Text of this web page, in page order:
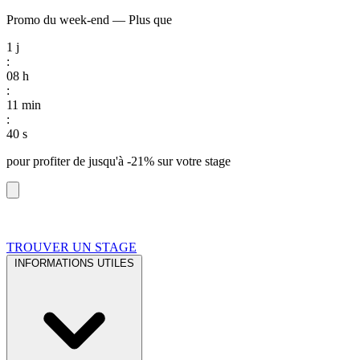
Promo du week-end — Plus que
1 j
:
08 h
:
11 min
:
39 s
pour profiter de jusqu'à -21% sur votre stage
TROUVER UN STAGE
INFORMATIONS UTILES